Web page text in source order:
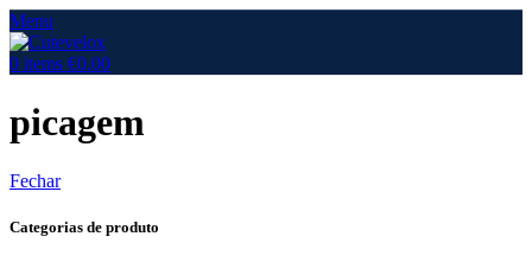
Menu
0 items €0.00
picagem
Fechar
Categorias de produto